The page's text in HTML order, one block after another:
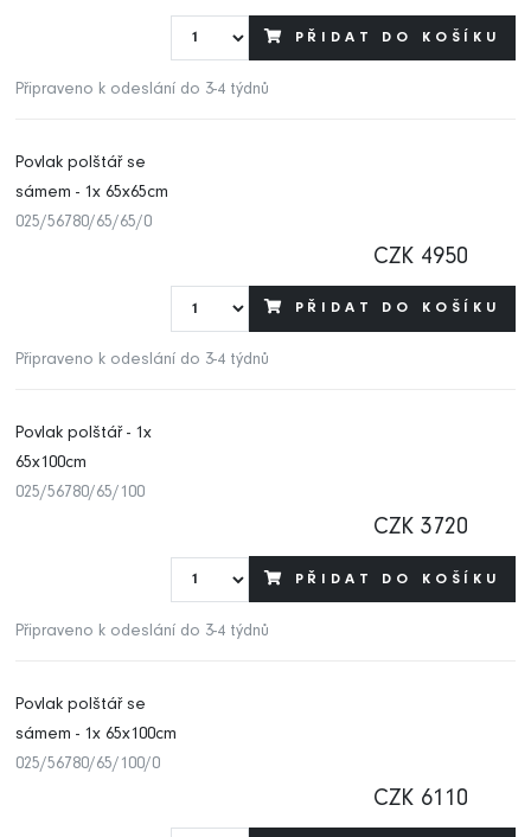
PŘIDAT DO KOŠÍKU
Připraveno k odeslání do 3-4 týdnů
Povlak polštář se
sámem - 1x 65x65cm
025/56780/65/65/0
CZK 4950
PŘIDAT DO KOŠÍKU
Připraveno k odeslání do 3-4 týdnů
Povlak polštář - 1x
65x100cm
025/56780/65/100
CZK 3720
PŘIDAT DO KOŠÍKU
Připraveno k odeslání do 3-4 týdnů
Povlak polštář se
sámem - 1x 65x100cm
025/56780/65/100/0
CZK 6110